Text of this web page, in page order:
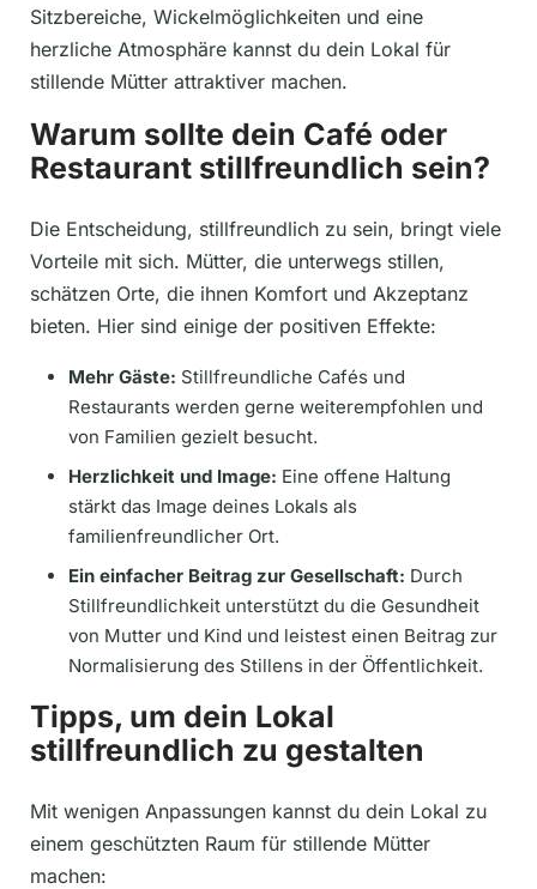
Sitzbereiche, Wickelmöglichkeiten und eine
herzliche Atmosphäre kannst du dein Lokal für
stillende Mütter attraktiver machen.
Warum sollte dein Café oder
Restaurant stillfreundlich sein?
Die Entscheidung, stillfreundlich zu sein, bringt viele
Vorteile mit sich. Mütter, die unterwegs stillen,
schätzen Orte, die ihnen Komfort und Akzeptanz
bieten. Hier sind einige der positiven Effekte:
Mehr Gäste: Stillfreundliche Cafés und
Restaurants werden gerne weiterempfohlen und
von Familien gezielt besucht.
Herzlichkeit und Image: Eine offene Haltung
stärkt das Image deines Lokals als
familienfreundlicher Ort.
Ein einfacher Beitrag zur Gesellschaft: Durch
Stillfreundlichkeit unterstützt du die Gesundheit
von Mutter und Kind und leistest einen Beitrag zur
Normalisierung des Stillens in der Öffentlichkeit.
Tipps, um dein Lokal
stillfreundlich zu gestalten
Mit wenigen Anpassungen kannst du dein Lokal zu
einem geschützten Raum für stillende Mütter
machen: